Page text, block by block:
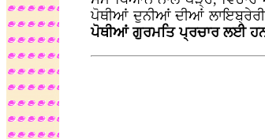
ਪੋਥੀਆਂ ਦੁਨੀਆਂ ਦੀਆਂ
ਪੋਥੀਆਂ ਗੁਰਮਤਿ ਪ੍ਰਚਾਰ ਲਈ ਹਨ